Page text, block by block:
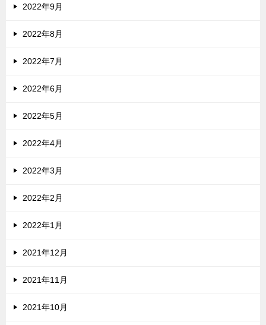
2022年9月
2022年8月
2022年7月
2022年6月
2022年5月
2022年4月
2022年3月
2022年2月
2022年1月
2021年12月
2021年11月
2021年10月